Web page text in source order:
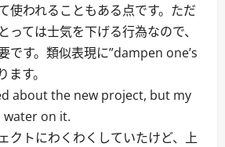
使われることもある点です。ただ
っては士気を下げる行為なので、
です。類似表現に”dampen one’s
す。
about the new project, but my
on it.
クトにわくわくしていたけど、上